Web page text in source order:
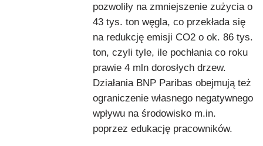
pozwoliły na zmniejszenie zużycia o
43 tys. ton węgla, co przekłada się
na redukcję emisji CO2 o ok. 86 tys.
ton, czyli tyle, ile pochłania co roku
prawie 4 mln dorosłych drzew.
Działania BNP Paribas obejmują też
ograniczenie własnego negatywnego
wpływu na środowisko m.in.
poprzez edukację pracowników.